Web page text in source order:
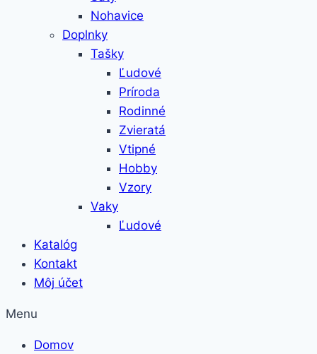
Nohavice
Doplnky
Tašky
Ľudové
Príroda
Rodinné
Zvieratá
Vtipné
Hobby
Vzory
Vaky
Ľudové
Katalóg
Kontakt
Môj účet
Menu
Domov